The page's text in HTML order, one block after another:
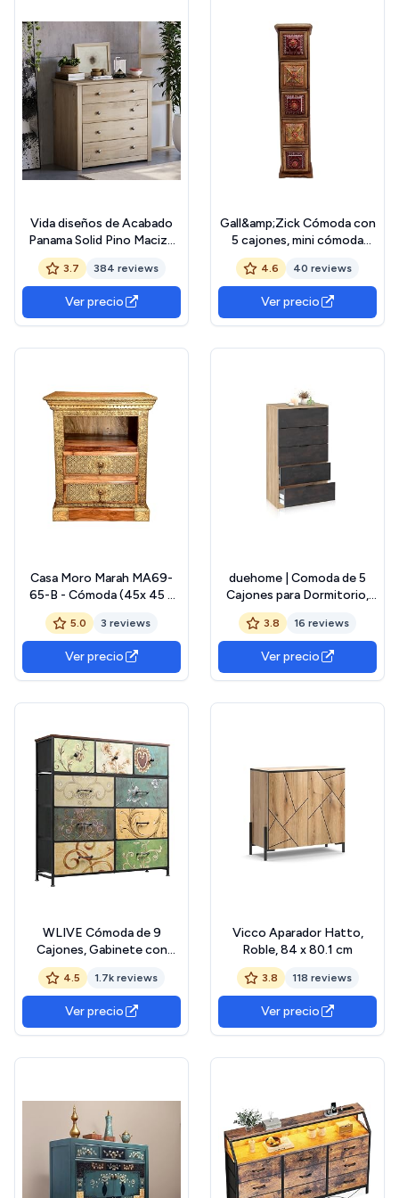
Vida diseños de Acabado
Panama Solid Pino Macizo
Muebles De Dormitorio
cajones, Madera, Natural
3.7 384 reviews
Ver precio
Gall&amp;Zick Cómoda con
5 cajones, mini cómoda
pequeña, mueble de madera,
cajonera de cerámica,
multicolor decoración
4.6 40 reviews
Ver precio
Casa Moro Marah MA69-
65-B - Cómoda (45x 45 x
64 cm, Madera Maciza con
latón Decorado), Color
marrón y Dorado
5.0 3 reviews
Ver precio
duehome | Comoda de 5
Cajones para Dormitorio,
Modelo Akari, Acabado en
Roble Canadian y Oxido,
Medidas: 60 cm (Largo) x
110 cm (Alto) x 40 cm
(Fondo)
3.8 16 reviews
Ver precio
WLIVE Cómoda de 9
Cajones, Gabinete con
Parte Superior de Madera y
Estructura de Acero para
Dormitorio, Sala de Estar,
Pasillo, Estampado Vintage
The Forest Stewardship
4.5 1.7k reviews
Ver precio
Vicco Aparador Hatto,
Roble, 84 x 80.1 cm
3.8 118 reviews
Ver precio